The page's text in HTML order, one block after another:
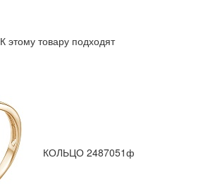
К этому товару подходят
КОЛЬЦО 2487051ф